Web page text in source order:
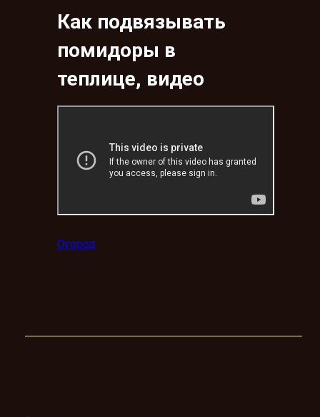
Как подвязывать
помидоры в
теплице, видео
Огород